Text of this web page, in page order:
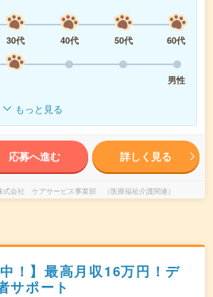
30代 40代 50代
60代
男性
もっと見る
応募へ進む 詳しく見る
式会社 ケアサービス事業部 （医療福祉介護関連）
！】最高月収16万円！デ
サポート